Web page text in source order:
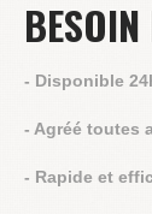
- Disponible
- Agréé toutes
- Rapide et